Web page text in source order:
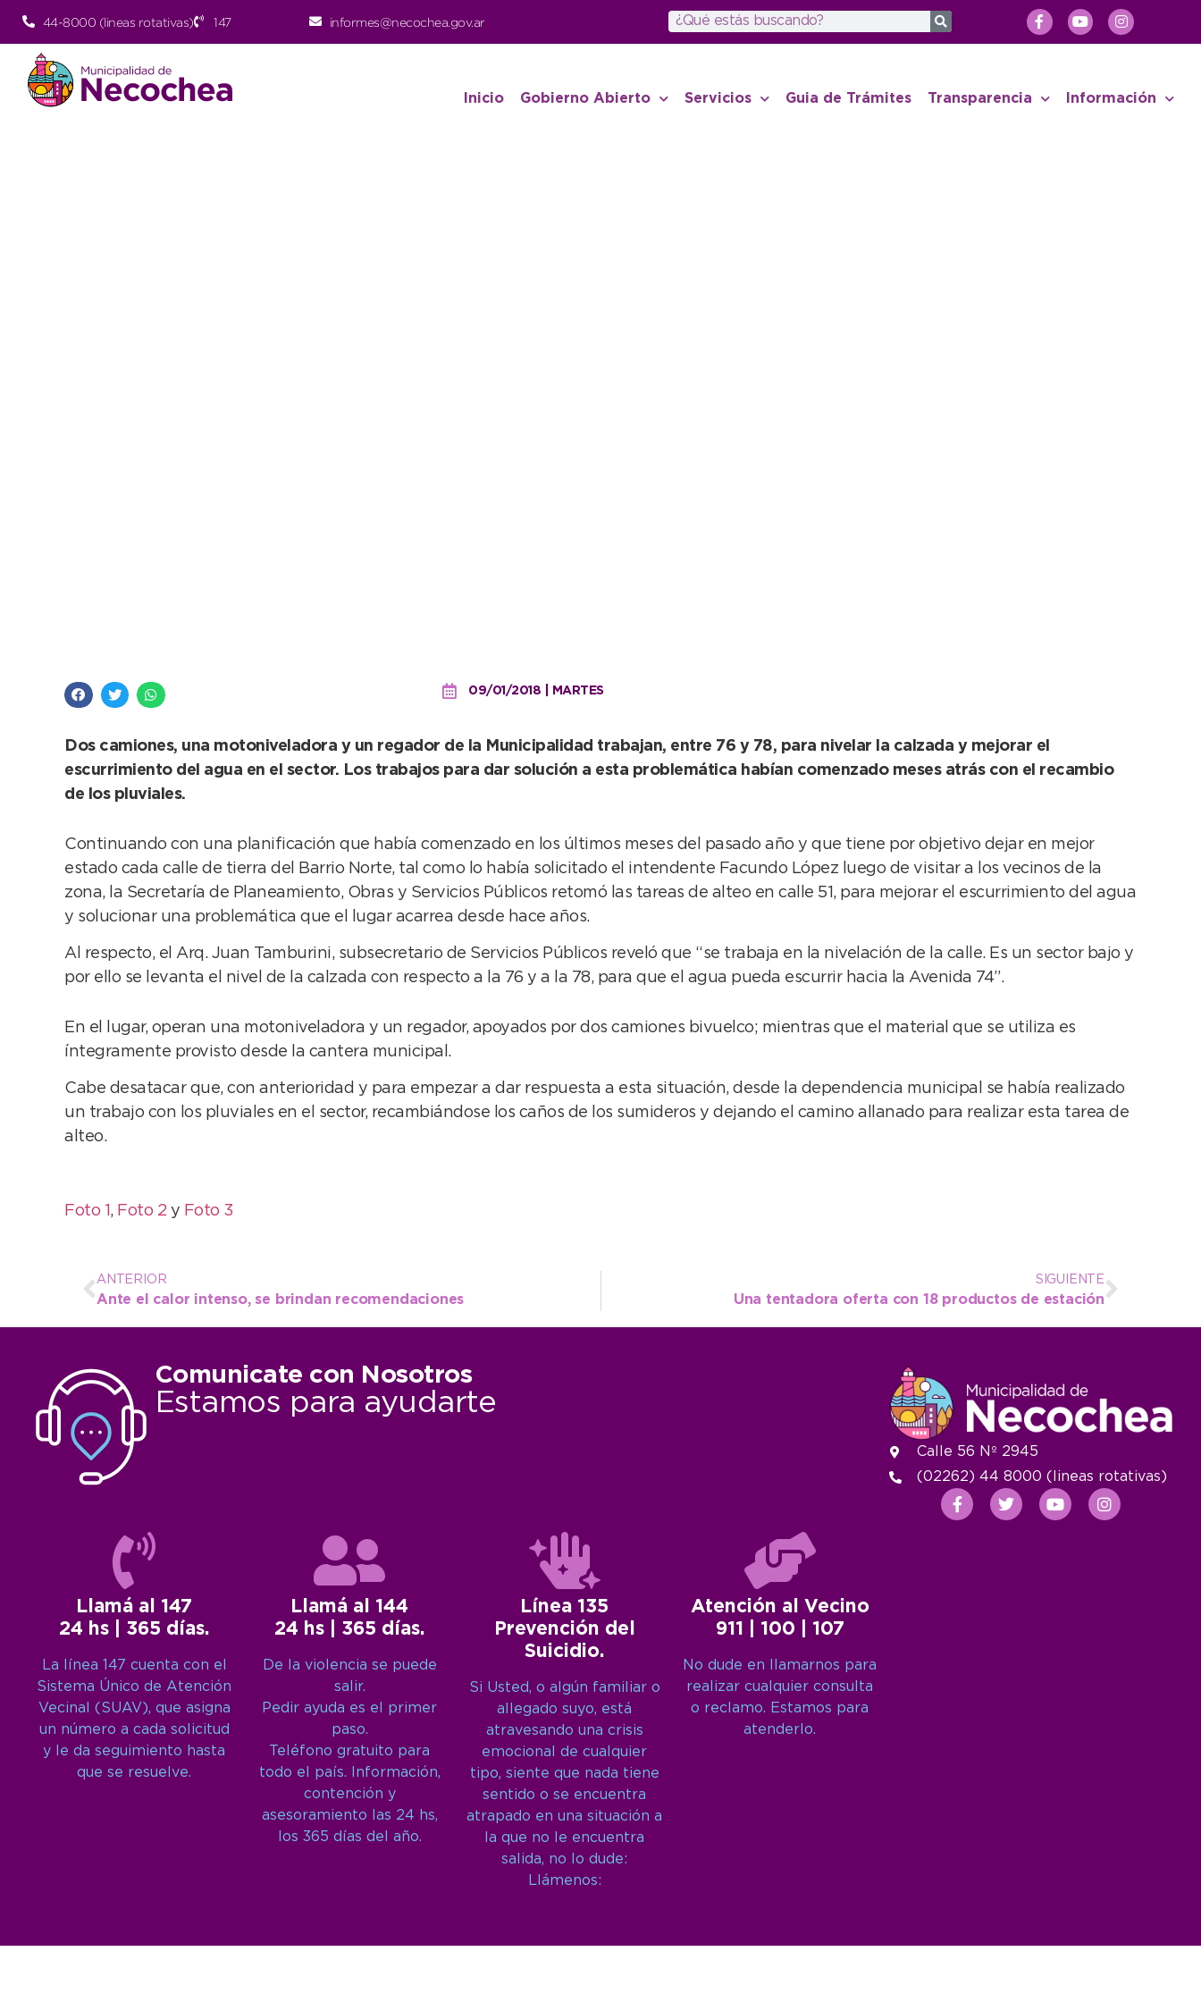
44-8000 (lineas rotativas) 147 informes@necochea.gov.ar
Inicio Gobierno Abierto Servicios Guia de Trámites Transparencia Información
09/01/2018 | MARTES
Dos camiones, una motoniveladora y un regador de la Municipalidad trabajan, entre 76 y 78, para nivelar la calzada y mejorar el
escurrimiento del agua en el sector. Los trabajos para dar solución a esta problemática habían comenzado meses atrás con el recambio
de los pluviales.
Continuando con una planificación que había comenzado en los últimos meses del pasado año y que tiene por objetivo dejar en mejor
estado cada calle de tierra del Barrio Norte, tal como lo había solicitado el intendente Facundo López luego de visitar a los vecinos de la
zona, la Secretaría de Planeamiento, Obras y Servicios Públicos retomó las tareas de alteo en calle 51, para mejorar el escurrimiento del agua
y solucionar una problemática que el lugar acarrea desde hace años.
Al respecto, el Arq. Juan Tamburini, subsecretario de Servicios Públicos reveló que “se trabaja en la nivelación de la calle. Es un sector bajo y
por ello se levanta el nivel de la calzada con respecto a la 76 y a la 78, para que el agua pueda escurrir hacia la Avenida 74”.
En el lugar, operan una motoniveladora y un regador, apoyados por dos camiones bivuelco; mientras que el material que se utiliza es
íntegramente provisto desde la cantera municipal.
Cabe desatacar que, con anterioridad y para empezar a dar respuesta a esta situación, desde la dependencia municipal se había realizado
un trabajo con los pluviales en el sector, recambiándose los caños de los sumideros y dejando el camino allanado para realizar esta tarea de
alteo.
Foto 1 , Foto 2 y Foto 3
ANTERIOR
Ante el calor intenso, se brindan recomendaciones
SIGUIENTE
Una tentadora oferta con 18 productos de estación
Comunicate con Nosotros
Estamos para ayudarte
Llamá al 147
24 hs | 365 días.
La línea 147 cuenta con el
Sistema Único de Atención
Vecinal (SUAV), que asigna
un número a cada solicitud
y le da seguimiento hasta
que se resuelve.
Llamá al 144
24 hs | 365 días.
De la violencia se puede
salir.
Pedir ayuda es el primer
paso.
Teléfono gratuito para
todo el país. Información,
contención y
asesoramiento las 24 hs,
los 365 días del año.
Línea 135
Prevención del
Suicidio.
Si Usted, o algún familiar o
allegado suyo, está
atravesando una crisis
emocional de cualquier
tipo, siente que nada tiene
sentido o se encuentra
atrapado en una situación a
la que no le encuentra
salida, no lo dude:
Llámenos:
Atención al Vecino
911 | 100 | 107
No dude en llamarnos para
realizar cualquier consulta
o reclamo. Estamos para
atenderlo.
Calle 56 Nº 2945
(02262) 44 8000 (lineas rotativas)